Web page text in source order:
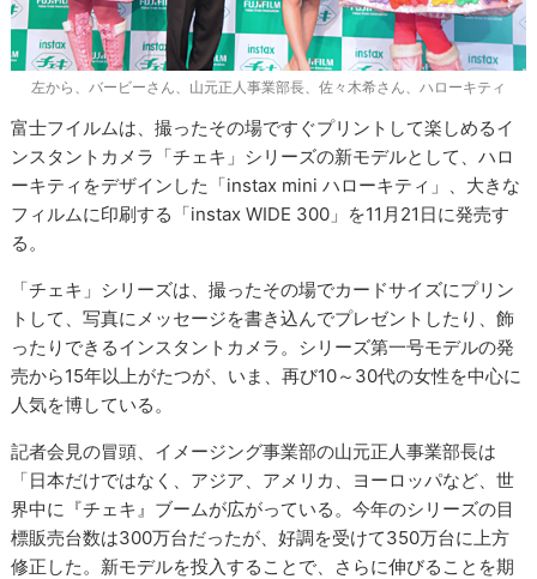
左から、バービーさん、山元正人事業部長、佐々木希さん、ハローキティ
富士フイルムは、撮ったその場ですぐプリントして楽しめるイ
ンスタントカメラ「チェキ」シリーズの新モデルとして、ハロ
ーキティをデザインした「instax mini ハローキティ」、大きな
フィルムに印刷する「instax WIDE 300」を11月21日に発売す
る。
「チェキ」シリーズは、撮ったその場でカードサイズにプリン
トして、写真にメッセージを書き込んでプレゼントしたり、飾
ったりできるインスタントカメラ。シリーズ第一号モデルの発
売から15年以上がたつが、いま、再び10～30代の女性を中心に
人気を博している。
記者会見の冒頭、イメージング事業部の山元正人事業部長は
「日本だけではなく、アジア、アメリカ、ヨーロッパなど、世
界中に『チェキ』ブームが広がっている。今年のシリーズの目
標販売台数は300万台だったが、好調を受けて350万台に上方
修正した。新モデルを投入することで、さらに伸びることを期